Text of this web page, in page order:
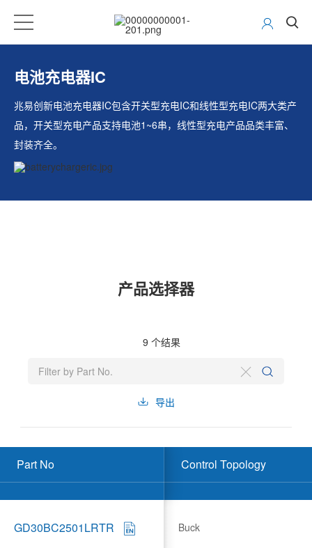
电池充电器IC
兆易创新电池充电器IC包含开关型充电IC和线性型充电IC两大类产
品，开关型充电产品支持电池1~6串，线性型充电产品品类丰富、
封装齐全。
产品选择器
9 个结果
导出
Part No Control Topology
GD30BC2501LRTR Buck